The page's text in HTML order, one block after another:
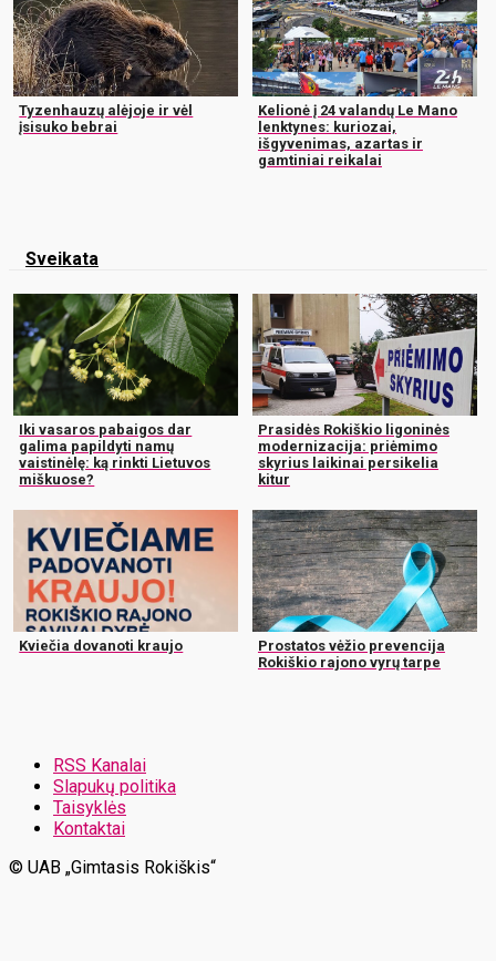
Tyzenhauzų alėjoje ir vėl
įsisuko bebrai
Kelionė į 24 valandų Le Mano
lenktynes: kuriozai,
išgyvenimas, azartas ir
gamtiniai reikalai
Sveikata
Iki vasaros pabaigos dar
galima papildyti namų
vaistinėlę: ką rinkti Lietuvos
miškuose?
Prasidės Rokiškio ligoninės
modernizacija: priėmimo
skyrius laikinai persikelia
kitur
Kviečia dovanoti kraujo
Prostatos vėžio prevencija
Rokiškio rajono vyrų tarpe
RSS Kanalai
Slapukų politika
Taisyklės
Kontaktai
© UAB „Gimtasis Rokiškis“